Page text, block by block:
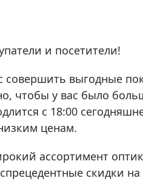
часы
LabZZ
и посетители!
совершить выгодные
чтобы у вас было
с 18:00
ценам.
ассортимент
скидки